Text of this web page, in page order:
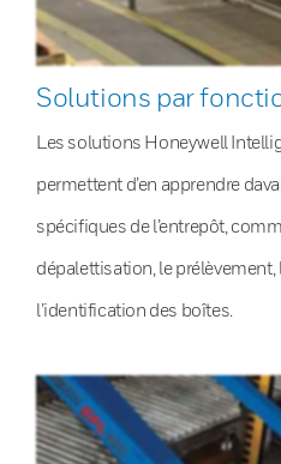
Solutions par
Les solutions Honeywell
permettent d’en apprendre
spécifiques de l’entrepôt,
dépalettisation, le prélèvement,
l’identification des boîtes.